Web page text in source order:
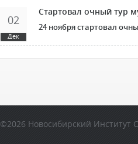
02
Дек
Стартовал очный тур
24 ноября стартовал
©2026 Новосибирский Институт